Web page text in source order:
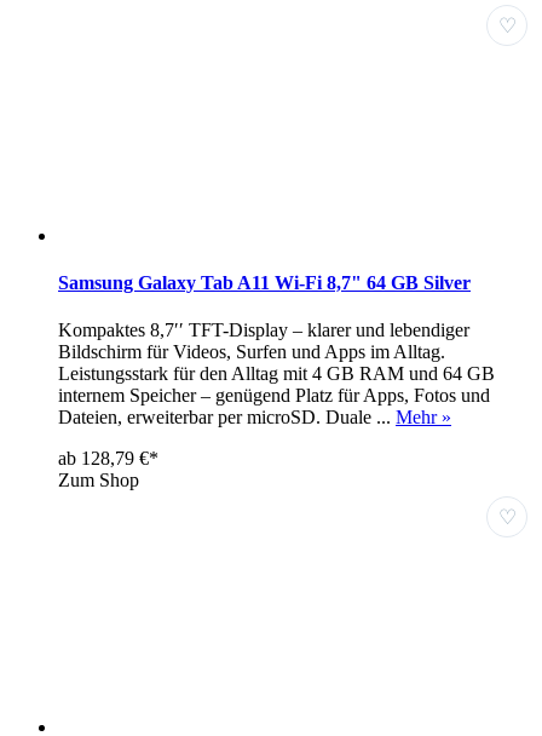
♡
Samsung Galaxy Tab A11 Wi-Fi 8,7" 64 GB Silver
Kompaktes 8,7′′ TFT-Display – klarer und lebendiger
Bildschirm für Videos, Surfen und Apps im Alltag.
Leistungsstark für den Alltag mit 4 GB RAM und 64 GB
internem Speicher – genügend Platz für Apps, Fotos und
Dateien, erweiterbar per microSD. Duale ... Mehr »
ab 128,79 €*
Zum Shop
♡